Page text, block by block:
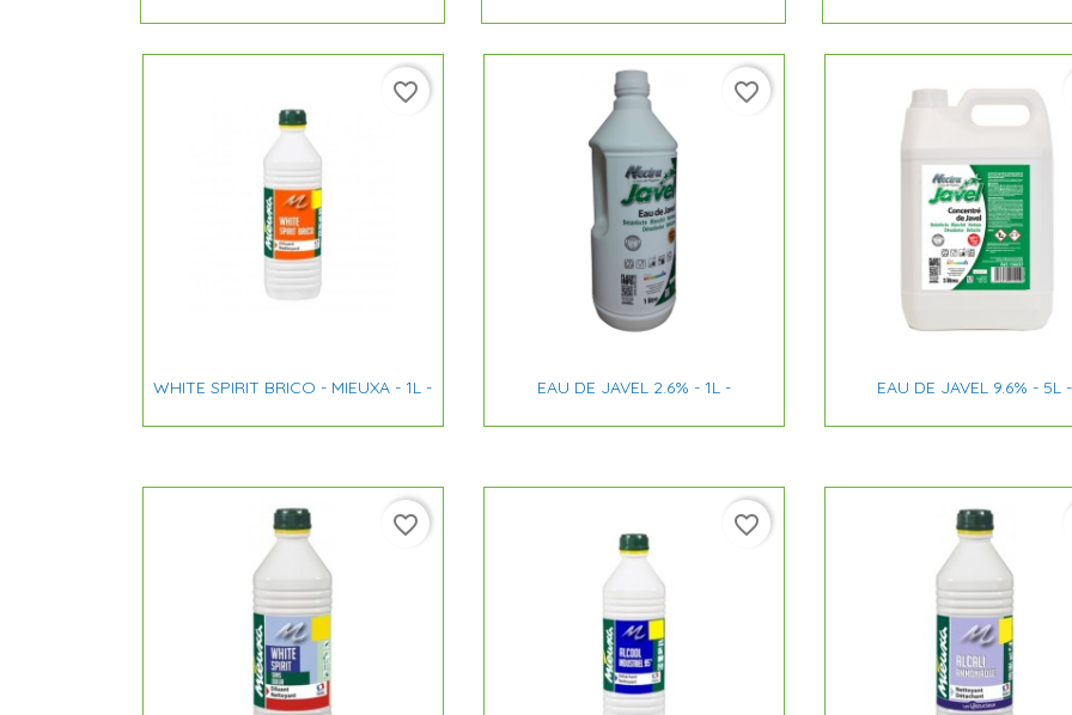
Aperçu rapide
WHITE SPIRIT BRICO - MIEUXA - 1L -
favorite_border
Aperçu rapide
EAU DE JAVEL 2.6% - 1L -
favorite_border
Aperçu rapide
EAU DE JAVEL 9.6% - 5L -
favorite_border favorite_border